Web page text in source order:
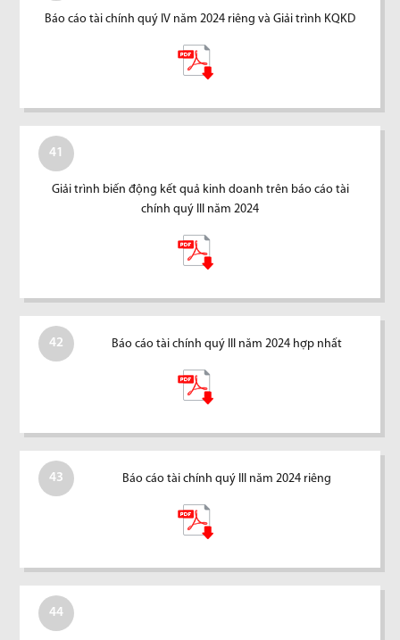
Báo cáo tài chính quý IV năm 2024 riêng và Giải trình KQKD
41
Giải trình biến động kết quả kinh doanh trên báo cáo tài
chính quý III năm 2024
42 Báo cáo tài chính quý III năm 2024 hợp nhất
43 Báo cáo tài chính quý III năm 2024 riêng
44